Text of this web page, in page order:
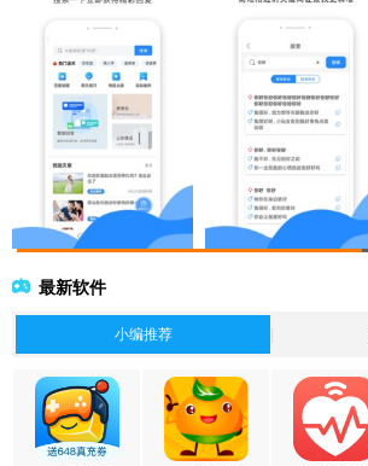
最新软件
小编推荐